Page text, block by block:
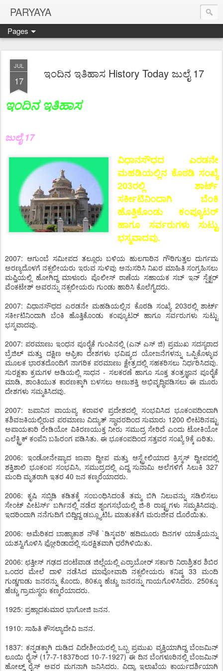
PARYAYA
Pages
JUL
17
ಇಂದಿನ ಇತಿಹಾಸ History Today ಜುಲೈ 17
ಇಂದಿನ ಇತಿಹಾಸ
ಜುಲೈ 17
ವಿಧಾನಸೌಧದ ಎರಡನೇ
ಮಹಡಿಯಲ್ಲಿನ ಕೊಠಡಿ ಸಂಖ್ಯೆ
203ರಲ್ಲಿ ಶಾರ್ಟ್
ಸರ್ಕೀಟಿನಿಂದಾಗಿ ಬೆಂಕಿ
ಹೊತ್ತಿಕೊಂಡು ಕಂಪ್ಯೂಟರ್
ಹಾಗೂ ಸರ್ವರುಗಳು ಸುಟ್ಟು
ಭಸ್ಮವಾದವು.
2007: ಆಗುಂಬೆ ಸಮೀಪದ ತಲ್ಲೂರು ಬಳಿಯ ಹುಲಗಾರಿನ ಗೌರಿಗುತ್ತಲ ದುರ್ಗಮ
ಅರಣ್ಯದೊಳಗೆ ನಕ್ಸಲೀಯರು ಇರುವ ಸುಳಿವು ಅನುಸರಿಸಿ ನಿಖರ ಮಾಹಿತಿ ಸಂಗ್ರಹಿಸಲು
ಮಫ್ತಿಯಲ್ಲಿ ಹೋಗಿದ್ದ ಮಾಳೂರು ಪೊಲೀಸ್ ಠಾಣೆಯ ಸಹಾಯಕ ಸಬ್ ಇನ್ ಸ್ಪೆಕ್ಟರ್
ವೆಂಕಟೇಶ್ ಅವರನ್ನು ನಕ್ಸಲೀಯರು ಗುಂಡು ಹಾರಿಸಿ ಕೊಲೆಗೈದರು.
2007: ವಿಧಾನಸೌಧದ ಎರಡನೇ ಮಹಡಿಯಲ್ಲಿನ ಕೊಠಡಿ ಸಂಖ್ಯೆ 203ರಲ್ಲಿ ಶಾರ್ಟ್
ಸರ್ಕೀಟಿನಿಂದಾಗಿ ಬೆಂಕಿ ಹೊತ್ತಿಕೊಂಡು ಕಂಪ್ಯೂಟರ್ ಹಾಗೂ ಸರ್ವರುಗಳು ಸುಟ್ಟು
ಭಸ್ಮವಾದವು.
2007: ಪರಮಾಣು ಇಂಧನ ಪೂರೈಕೆ ಗುಂಪಿನಲ್ಲಿ (ಎನ್ ಎಸ್ ಜಿ) ಪ್ರಮುಖ ಸದಸ್ಯರಾದ
ಬ್ರೆಜಿಲ್ ಮತ್ತು ದಕ್ಷಿಣ ಆಫ್ರಿಕಾ ದೇಶಗಳು ಭವಿಷ್ಯದ ಯೋಜನೆಗಳನ್ನು ಒಪ್ಪಿಕೊಳ್ಳುವ
ಮೂಲಕ ಭಾರತದೊಂದಿಗೆ ನಾಗರಿಕ ಪರಮಾಣು ಕ್ಷೇತ್ರದಲ್ಲಿ ಸಹಕರಿಸಲು ನಿರ್ಧರಿಸಿದವು.
ಸುರಕ್ಷತಾ ಕ್ರಮಗಳ ಅಡಿಯಲ್ಲಿ ಸಾಧನ - ಸಲಕರಣೆ ಹಾಗೂ ಸೂಕ್ತ ತಂತ್ರಜ್ಞಾನ ಪೂರೈಕೆ
ಮಾಡಿ, ಶಾಂತಿಯುತ ಕಾರಣಕ್ಕಾಗಿ ಬಳಸಲು ಅಣುಶಕ್ತಿ ಅಭಿವೃದ್ಧಿಪಡಿಸಲು ಈ ಮೂರು
ದೇಶಗಳು ಸಮ್ಮತಿಸಿದವು.
2007: ಜಪಾನಿನ ವಾಯವ್ಯ ಕರಾವಳಿ ಪ್ರದೇಶದಲ್ಲಿ ಸಂಭವಿಸಿದ ಭೂಕಂಪದಿಂದಾಗಿ
ಕಶಿವಜಕಿಯಲ್ಲಿರುವ ಪರಮಾಣು ವಿದ್ಯುತ್ ಸ್ಥಾವರದಿಂದ ಸುಮಾರು 1200 ಲೀಟರಿನಷ್ಟು
ಅಪಾಯಕಾರಿ ರೇಡಿಯೋ ವಿಕಿರಣಯುಕ್ತ ನೀರು ಸಮುದ್ರ ಸೇರಿದೆ ಎಂದು ಟೋಕಿಯೋ
ಎಲೆಕ್ಟ್ರಿಕ್ ಕಂಪೆನಿ ಬಹಿರಂಗ ಪಡಿಸಿತು. ಈ ಭೂಕಂಪದಿಂದ ಸತ್ತವರ ಸಂಖ್ಯೆ 9ಕ್ಕೆ ಏರಿತು.
2006: ಇಂಡೋನೇಷ್ಯಾದ ಜಾವಾ ದ್ವೀಪ ಮತ್ತು ಆಸ್ಟ್ರೇಲಿಯಾದ ಕ್ರಿಸ್ಮಸ್ ದ್ವೀಪದಲ್ಲಿ
ಶಕ್ತಿಶಾಲಿ ಭೂಕಂಪ ಸಂಭವಿಸಿ, ಸಮುದ್ರದಲ್ಲಿ ಎದ್ದ ಸುನಾಮಿ ಅಲೆಗಳಿಗೆ ಸಿಲುಕಿ 327
ಮಂದಿ ಮೃತರಾಗಿ ಇತರ 40 ಜನ ಕಣ್ಮರೆಯಾದರು.
2006: ಕೃಷಿ ಸಬ್ಸಿಡಿ ಕಡಿತಕ್ಕೆ ಸಂಬಂಧಿಸಿದಂತೆ ತಮ್ಮ ಬಿಗಿ ನಿಲುವನ್ನು ಸಡಿಲಿಸಲು
ಸೇಂಟ್ ಪೀಟರ್ಸ್ ಬರ್ಗಿನಲ್ಲಿ ನಡೆದ ಶೃಂಗಸಭೆಯಲ್ಲಿ ಜಿ-8 ರಾಷ್ಟ್ರಗಳು ಸಮ್ಮತಿಸಿದವು.
ಇದರಿಂದಾಗಿ ನನೆಗುದಿಗೆ ಬಿದ್ದಿದ್ದ ಡಬ್ಲ್ಯೂಟಿಓ ಮಾತುಕತೆಗೆ ಮರುಜೀವ ದೊರೆಯಿತು.
2006: ಅಮೆರಿಕದ ಬಾಹ್ಯಾಕಾಶ ನೌಕೆ `ಡಿಸ್ಕವರಿ' ಹದಿಮೂರು ದಿನಗಳ ಯಾತ್ರೆಯನ್ನು
ಯಶಸ್ವಿಗೊಳಿಸಿ ಫ್ಲೋರಿಡಾದಲ್ಲಿ ಸುರಕ್ಷಿತವಾಗಿ ಧರೆಗಿಳಿಯಿತು.
2006: ಛತ್ತೀಸ್ ಗಢದ ದಂಟೆವಾಡ ಜಿಲ್ಲೆಯಲ್ಲಿ ಎರ್ರಾಬೋರ್ ಸರ್ಕಾರಿ ನಿರಾಶ್ರಿತರ ಶಿಬಿರ
ಒಂದರ ಮೇಲೆ ದಾಳಿ ನಡೆಸಿದ ಮಾವೋವಾದಿ ನಕ್ಸಲೀಯರು ಕನಿಷ್ಠ 33 ಮಂದಿ
ಗುಡ್ಡಗಾಡು ಜನರನ್ನು ಕೊಂದು, 80ಕ್ಕೂ ಹೆಚ್ಚು ಜನರನ್ನು ಗಾಯಗೊಳಿಸಿದರು. 250ಕ್ಕೂ
ಹೆಚ್ಚು ಗ್ರಾಮಸ್ಥರು ಕಣ್ಮರೆಯಾದರು.
1925: ಪ್ರಹ್ಲಾದಕುಮಾರ ಭಾಗೋಜಿ ಜನನ.
1910: ಸಾಹಿತಿ ಕೌಸಲ್ಯಾದೇವಿ ಜನನ.
1837: ಕನ್ನಡಕ್ಕಾಗಿ ದುಡಿದ ವಿದೇಶೀಯರಲ್ಲಿ ಒಬ್ಬ ಪ್ರಮುಖ ವ್ಯಕ್ತಿಯಾಗಿದ್ದ ಬೆಂಜಮಿನ್
ಲೂಯಿ ರೈಸ್ (17-7-1837ರಿಂದ 10-7-1927) ಈ ದಿನ ಬೆಂಗಳೂರಿನಲ್ಲಿ ಬೆಂಜಮಿನ್
ಹೋಲ್ಡ್ ರೈಸ್ ಅವರ ಮಗನಾಗಿ ಜನಿಸಿದರು. ವಿದ್ಯಾ ಇಲಾಖೆಯ ಕಾರ್ಯದರ್ಶಿಯಾಗಿ